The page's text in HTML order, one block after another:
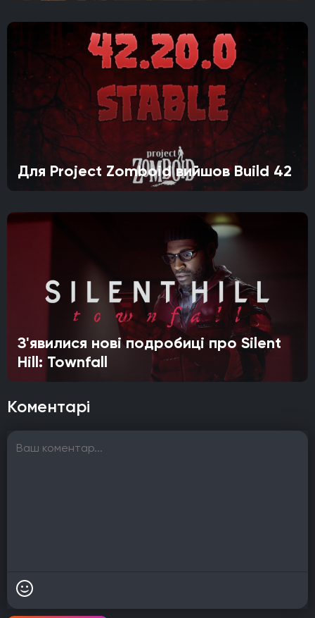
Для Project Zomboid вийшов Build 42
З'явилися нові подробиці про Silent
Hill: Townfall
Коментарі